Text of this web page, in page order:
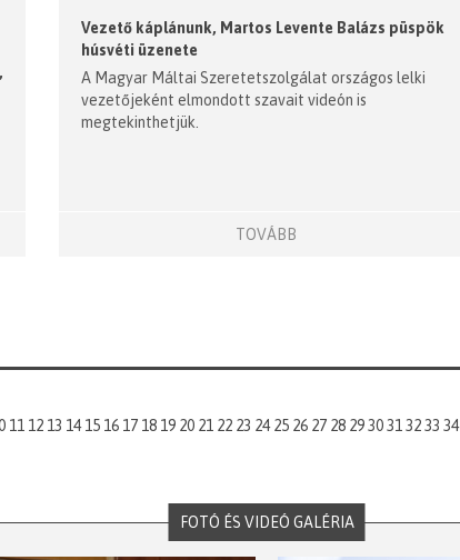
Vezető káplánunk, Martos Levente Balázs püspök
húsvéti üzenete
A Magyar Máltai Szeretetszolgálat országos lelki
vezetőjeként elmondott szavait videón is
megtekinthetjük.
TOVÁBB
11 12 13 14 15 16 17 18 19 20 21 22 23 24 25 26 27 28 293031 3233 34
FOTÓ ÉS VIDEÓ GALÉRIA